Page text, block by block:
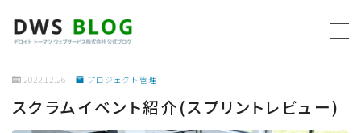
ホーム
2022.12.26 プロジェクト管理
スクラムイベント紹介(スプリントレビュー)